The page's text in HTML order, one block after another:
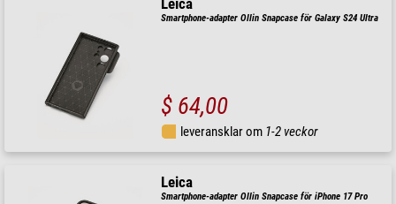
Leica
Smartphone-adapter Ollin Snapcase för Galaxy S24 Ultra
$ 64,00
leveransklar om 1-2 veckor
Leica
Smartphone-adapter Ollin Snapcase för iPhone 17 Pro